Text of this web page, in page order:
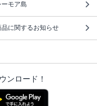
ーモア島
品に関するお知らせ
ンロード！